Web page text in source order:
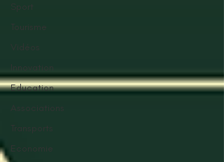
Sport
Tourisme
Vidéos
Innovation
Education
Associations
Transports
Economie